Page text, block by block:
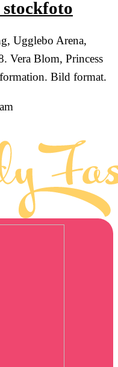
Ugglebo Arena,
Vera Blom, Princess
Bild format.